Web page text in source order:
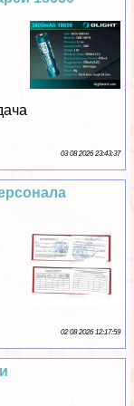
03 08 2026 23:43:37
02 08 2026 12:17:59